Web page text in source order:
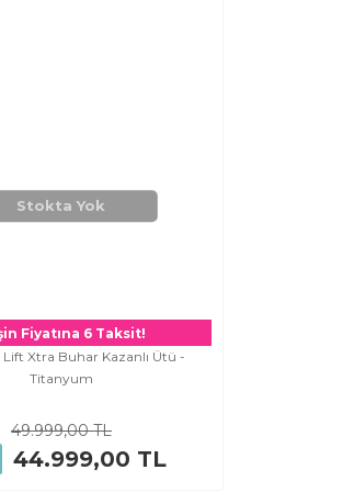
Stokta Yok
Fiyatına 6 Taksit!
Xtra Buhar Kazanlı Ütü -
Titanyum
49.999,00 TL
44.999,00 TL